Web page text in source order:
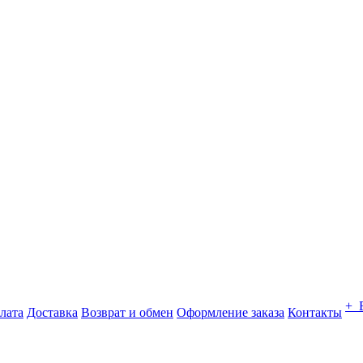
Доставка Возврат и обмен Оформление заказа Контакты +